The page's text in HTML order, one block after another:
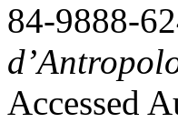
84-9888-
Accessed